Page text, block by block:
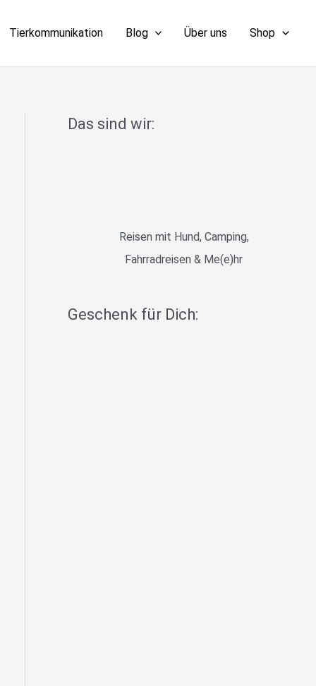
Tierkommunikation Blog Über uns Shop
Das sind wir:
Reisen mit Hund, Camping,
Fahrradreisen & Me(e)hr
Geschenk für Dich: